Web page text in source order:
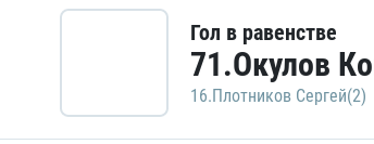
Гол в равенстве
71.Окулов
16.Плотников Сергей(2)